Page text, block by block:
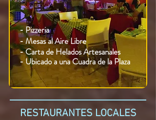
- Pizzeria
- Mesas al Aire Libre
- Carta de Helados Artesanales
- Ubicado a una Cuadra de la Plaza
RESTAURANTES LOCALES